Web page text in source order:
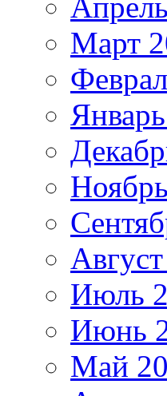
Март
Июль
Июнь
Май